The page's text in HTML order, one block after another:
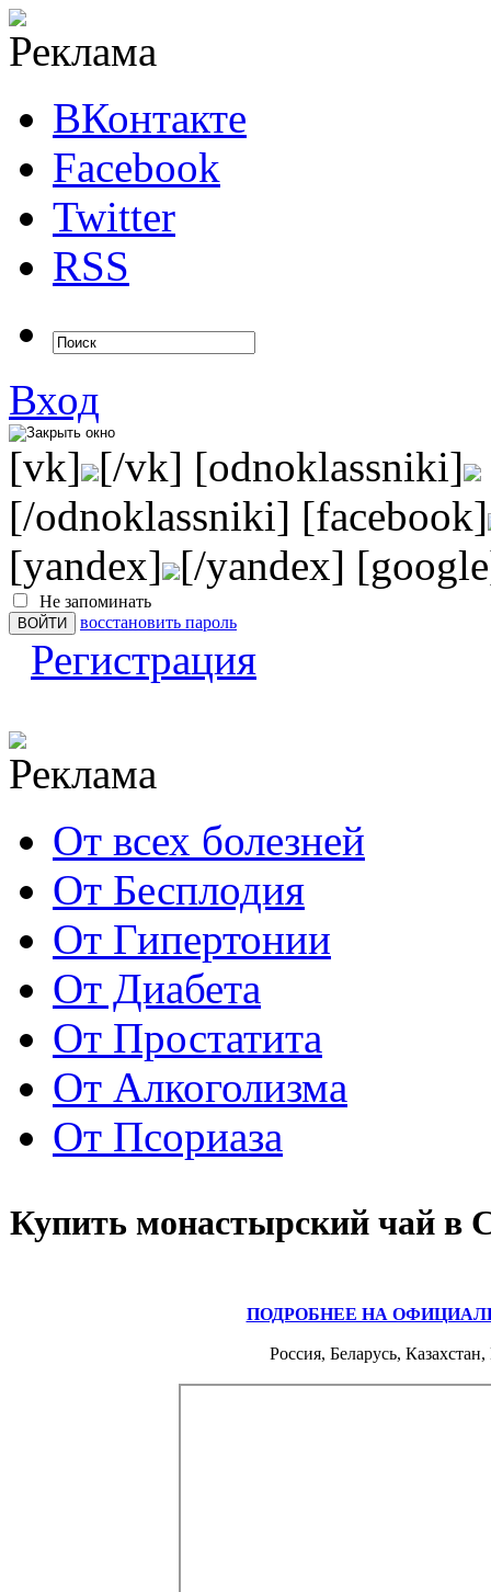
ВКонтакте
Facebook
Twitter
RSS
Вход
[vk] [/vk] [odnoklassniki]
[/odnoklassniki] [facebook]
[yandex] [/yandex]
Не запоминать
восстановить пароль
Регистрация
От всех болезней
От Бесплодия
От Гипертонии
От Диабета
От Простатита
От Алкоголизма
От Псориаза
Купить монастырский чай в
ПОДРОБНЕЕ НА
Россия, Беларусь,